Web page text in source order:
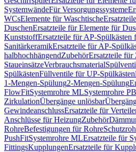
SystemwändeFür Versorgungssysteme
WCsElemente für Waschtische
DuschenErsatzteile für Elemente für
KunststoffErsatzteile für AP-
SanitärkeramikErsatzteile für AP-
halbhochhängendZubehörErsatzteile für
StaueinsätzeVerbrauchsmaterial
SpülkästenFüllventile für UP-Spülkästen
1-Mengen-Spülung2-Mengen-Spülung
FlowFitSystemrohre MLSystemrohre PB
ZirkulationÜbergänge unlösbar
GewindeanschlussErsatzteile für
Anschlüsse für HeizungZubehör
RohreBefestigungen für Rohre
PushFitSystemrohre MLErsatzteile für
FittingsKupplungenErsatzteile für